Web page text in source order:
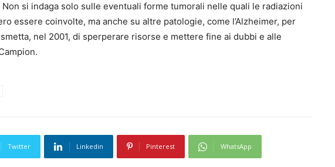
si indaga solo sulle eventuali forme tumorali nelle quali le radiazioni
essere coinvolte, ma anche su altre patologie, come l’Alzheimer, per
nel 2001, di sperperare risorse e mettere fine ai dubbi e alle
Twitter Linkedin Pinterest WhatsApp